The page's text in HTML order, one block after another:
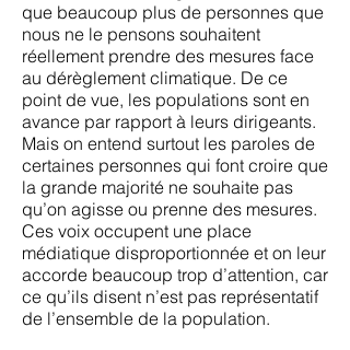
que beaucoup plus de personnes que
nous ne le pensons souhaitent
réellement prendre des mesures face
au dérèglement climatique. De ce
point de vue, les populations sont en
avance par rapport à leurs dirigeants.
Mais on entend surtout les paroles de
certaines personnes qui font croire que
la grande majorité ne souhaite pas
qu’on agisse ou prenne des mesures.
Ces voix occupent une place
médiatique disproportionnée et on leur
accorde beaucoup trop d’attention, car
ce qu’ils disent n’est pas représentatif
de l’ensemble de la population.